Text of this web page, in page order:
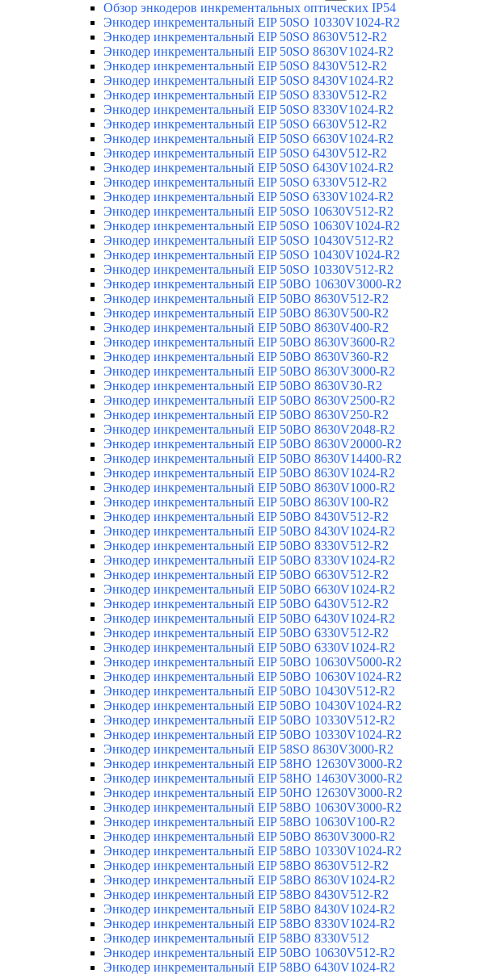
Обзор энкодеров инкрементальных оптических IP54
Энкодер инкрементальный EIP 50SO 10330V1024-R2
Энкодер инкрементальный EIP 50SO 8630V512-R2
Энкодер инкрементальный EIP 50SO 8630V1024-R2
Энкодер инкрементальный EIP 50SO 8430V512-R2
Энкодер инкрементальный EIP 50SO 8430V1024-R2
Энкодер инкрементальный EIP 50SO 8330V512-R2
Энкодер инкрементальный EIP 50SO 8330V1024-R2
Энкодер инкрементальный EIP 50SO 6630V512-R2
Энкодер инкрементальный EIP 50SO 6630V1024-R2
Энкодер инкрементальный EIP 50SO 6430V512-R2
Энкодер инкрементальный EIP 50SO 6430V1024-R2
Энкодер инкрементальный EIP 50SO 6330V512-R2
Энкодер инкрементальный EIP 50SO 6330V1024-R2
Энкодер инкрементальный EIP 50SO 10630V512-R2
Энкодер инкрементальный EIP 50SO 10630V1024-R2
Энкодер инкрементальный EIP 50SO 10430V512-R2
Энкодер инкрементальный EIP 50SO 10430V1024-R2
Энкодер инкрементальный EIP 50SO 10330V512-R2
Энкодер инкрементальный EIP 50BO 10630V3000-R2
Энкодер инкрементальный EIP 50BO 8630V512-R2
Энкодер инкрементальный EIP 50BO 8630V500-R2
Энкодер инкрементальный EIP 50BO 8630V400-R2
Энкодер инкрементальный EIP 50BO 8630V3600-R2
Энкодер инкрементальный EIP 50BO 8630V360-R2
Энкодер инкрементальный EIP 50BO 8630V3000-R2
Энкодер инкрементальный EIP 50BO 8630V30-R2
Энкодер инкрементальный EIP 50BO 8630V2500-R2
Энкодер инкрементальный EIP 50BO 8630V250-R2
Энкодер инкрементальный EIP 50BO 8630V2048-R2
Энкодер инкрементальный EIP 50BO 8630V20000-R2
Энкодер инкрементальный EIP 50BO 8630V14400-R2
Энкодер инкрементальный EIP 50BO 8630V1024-R2
Энкодер инкрементальный EIP 50BO 8630V1000-R2
Энкодер инкрементальный EIP 50BO 8630V100-R2
Энкодер инкрементальный EIP 50BO 8430V512-R2
Энкодер инкрементальный EIP 50BO 8430V1024-R2
Энкодер инкрементальный EIP 50BO 8330V512-R2
Энкодер инкрементальный EIP 50BO 8330V1024-R2
Энкодер инкрементальный EIP 50BO 6630V512-R2
Энкодер инкрементальный EIP 50BO 6630V1024-R2
Энкодер инкрементальный EIP 50BO 6430V512-R2
Энкодер инкрементальный EIP 50BO 6430V1024-R2
Энкодер инкрементальный EIP 50BO 6330V512-R2
Энкодер инкрементальный EIP 50BO 6330V1024-R2
Энкодер инкрементальный EIP 50BO 10630V5000-R2
Энкодер инкрементальный EIP 50BO 10630V1024-R2
Энкодер инкрементальный EIP 50BO 10430V512-R2
Энкодер инкрементальный EIP 50BO 10430V1024-R2
Энкодер инкрементальный EIP 50BO 10330V512-R2
Энкодер инкрементальный EIP 50BO 10330V1024-R2
Энкодер инкрементальный EIP 58SO 8630V3000-R2
Энкодер инкрементальный EIP 58HO 12630V3000-R2
Энкодер инкрементальный EIP 58HO 14630V3000-R2
Энкодер инкрементальный EIP 50HO 12630V3000-R2
Энкодер инкрементальный EIP 58BO 10630V3000-R2
Энкодер инкрементальный EIP 58BO 10630V100-R2
Энкодер инкрементальный EIP 50BO 8630V3000-R2
Энкодер инкрементальный EIP 58BO 10330V1024-R2
Энкодер инкрементальный EIP 58BO 8630V512-R2
Энкодер инкрементальный EIP 58BO 8630V1024-R2
Энкодер инкрементальный EIP 58BO 8430V512-R2
Энкодер инкрементальный EIP 58BO 8430V1024-R2
Энкодер инкрементальный EIP 58BO 8330V1024-R2
Энкодер инкрементальный EIP 58BO 8330V512
Энкодер инкрементальный EIP 50BO 10630V512-R2
Энкодер инкрементальный EIP 58BO 6430V1024-R2